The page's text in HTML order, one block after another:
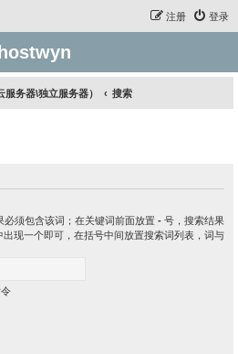
登录
注册
hostwyn
务器\独立服务器） 搜索
必须包含该词；在关键词前面放置 - 号，搜索结果
现一个即可，在括号中间放置搜索词列表，词与